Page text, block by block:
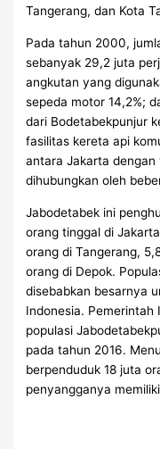
Tangerang, dan Kota
Pada tahun 2000,
sebanyak 29,2 juta
angkutan yang
sepeda motor 14,2%;
dari Bodetabekpunjur
fasilitas kereta api
antara Jakarta
dihubungkan oleh
Jabodetabek ini
orang tinggal di
orang di Tangerang,
orang di Depok.
disebabkan besarnya
Indonesia. Pemerintah
populasi
pada tahun 2016.
berpenduduk 18 juta
penyangganya